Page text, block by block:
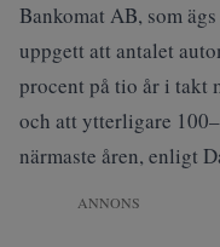
Bankomat AB, som
uppgett att antalet
procent på tio år i takt
och att ytterligare
närmaste åren, enligt
ANNONS